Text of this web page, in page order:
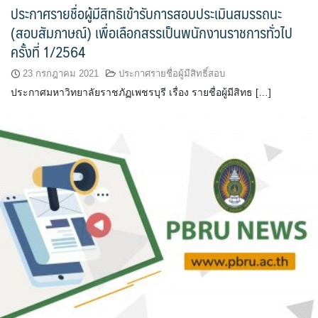
ประกาศรายชื่อผู้มีสิทธิเข้ารับการสอบประเมินสมรรถนะ
(สอบสัมภาษณ์) เพื่อเลือกสรรเป็นพนักงานราชการทั่วไป
ครั้งที่ 1/2564
23 กรกฎาคม 2021 ประกาศรายชื่อผู้มีสิทธิ์สอบ
ประกาศมหาวิทยาลัยราชภัฏเพชรบุรี เรื่อง รายชื่อผู้มีสิทธ […]